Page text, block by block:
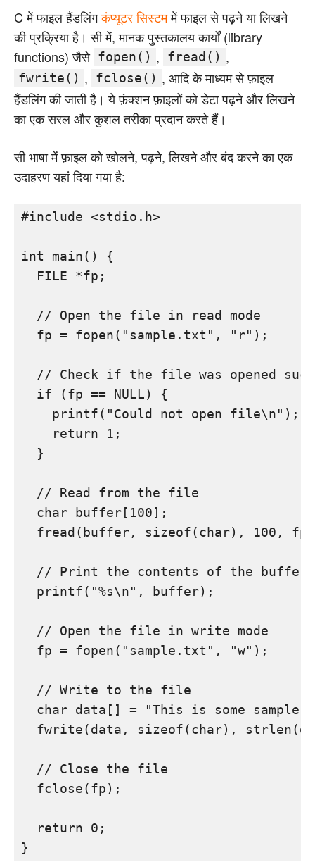
C में फाइल हैंडलिंगकंप्यूटर सिस्टममें फाइल से पढ़ने या लिखने
की प्रक्रिया है। सी में, मानक पुस्तकालय कार्यों (library
functions) जैसे fopen() , fread() ,
fwrite() , fclose() , आदि के माध्यम से फ़ाइल
हैंडलिंग की जाती है। ये फ़ंक्शन फ़ाइलों को डेटा पढ़ने और लिखने
का एक सरल और कुशल तरीका प्रदान करते हैं।
सी भाषा में फ़ाइल को खोलने, पढ़ने, लिखने और बंद करने का एक
उदाहरण यहां दिया गया है:
#include <stdio.h>
int main() {
  FILE *fp;
  // Open the file in read mode
  fp = fopen("sample.txt", "r");
// Check if the file was opened
  if (fp == NULL) {
    printf("Could not open file\n");
    return 1;
  }
  // Read from the file
  char buffer[100];
fread(buffer, sizeof(char), 100,
  // Print the contents of the buffer
  printf("%s\n", buffer);
  // Open the file in write mode
  fp = fopen("sample.txt", "w");
  // Write to the file
char data[] = "This is some sample
fwrite(data, sizeof(char),
  // Close the file
  fclose(fp);
  return 0;